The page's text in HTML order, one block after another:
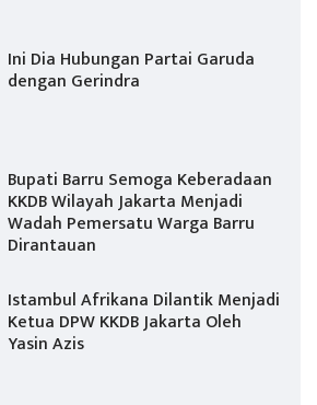
Ini Dia Hubungan Partai Garuda
dengan Gerindra
Bupati Barru Semoga Keberadaan
KKDB Wilayah Jakarta Menjadi
Wadah Pemersatu Warga Barru
Dirantauan
Istambul Afrikana Dilantik Menjadi
Ketua DPW KKDB Jakarta Oleh
Yasin Azis